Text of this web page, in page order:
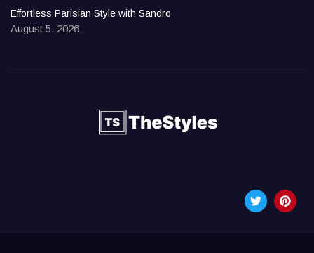
Effortless Parisian Style with Sandro
August 5, 2026